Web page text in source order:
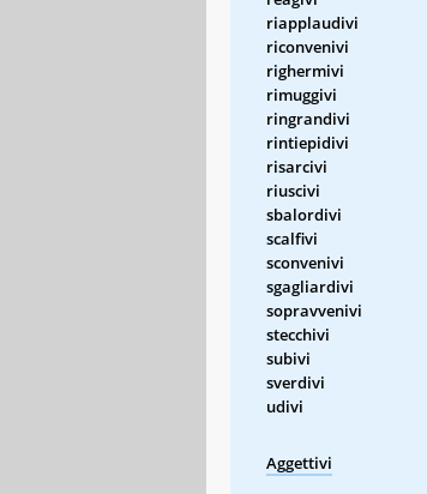
riapplaudivi
riconvenivi
righermivi
rimuggivi
ringrandivi
rintiepidivi
risarcivi
riuscivi
sbalordivi
scalfivi
sconvenivi
sgagliardivi
sopravvenivi
stecchivi
subivi
sverdivi
udivi
Aggettivi